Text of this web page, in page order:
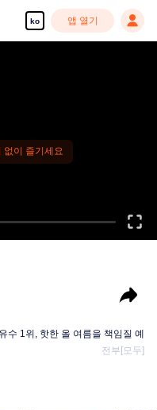
ko 앱 열기
수 1위, 핫한 올 여름을 책임질 예
전부[모두]